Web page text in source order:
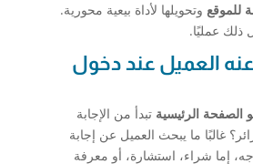
للموقعوتحويلها لأداة بيعية محورية.
عمليًا.
العميل عند دخول
الرئيسية تبدأ من الإجابة
غالبًا ما يبحث العميل عن إجابة
إما شراء، استشارة، أو معرفة